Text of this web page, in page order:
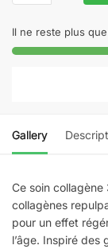
soin
collagène
-
-
Masque
50ml
Il ne reste plus
Gallery
Ce soin collagène
collagènes
pour un effet
l’âge. Inspiré des